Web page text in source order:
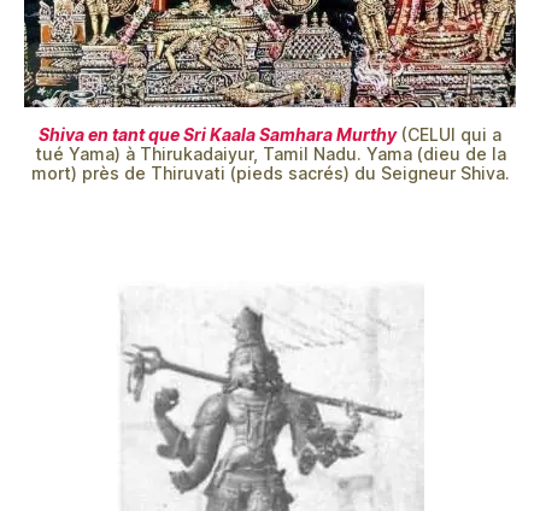
Shiva en tant que Sri Kaala Samhara Murthy(CELUI qui a
tué Yama) à Thirukadaiyur, Tamil Nadu. Yama (dieu de la
mort) près de Thiruvati (pieds sacrés) du Seigneur Shiva.